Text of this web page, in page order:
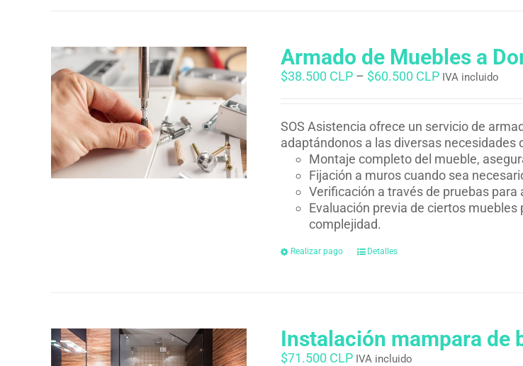
Armado de Muebles a
$38.500 CLP – $60.500 CLP IVA incluido
SOS Asistencia ofrece un servicio de
adaptándonos a las diversas
Montaje completo del mueble,
Fijación a muros cuando sea
Verificación a través de pruebas
Evaluación previa de ciertos
complejidad.
Realizar pago Detalles
Instalación mampara de
$71.500 CLP IVA incluido